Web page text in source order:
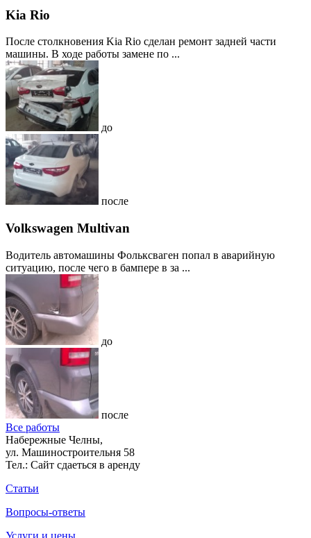
Kia Rio
После столкновения Kia Rio сделан ремонт задней части
машины. В ходе работы замене по ...
до
после
Volkswagen Multivan
Водитель автомашины Фольксваген попал в аварийную
ситуацию, после чего в бампере в за ...
до
после
Все работы
Набережные Челны,
ул. Машиностроительня 58
Тел.: Сайт сдаеться в аренду
Статьи
Вопросы-ответы
Услуги и цены